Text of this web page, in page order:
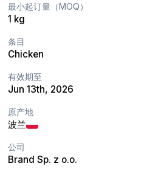
最小起订量（MOQ）
1 kg
条目
Chicken
有效期至
Jun 13th, 2026
原产地
波兰
公司
Brand Sp. z o.o.